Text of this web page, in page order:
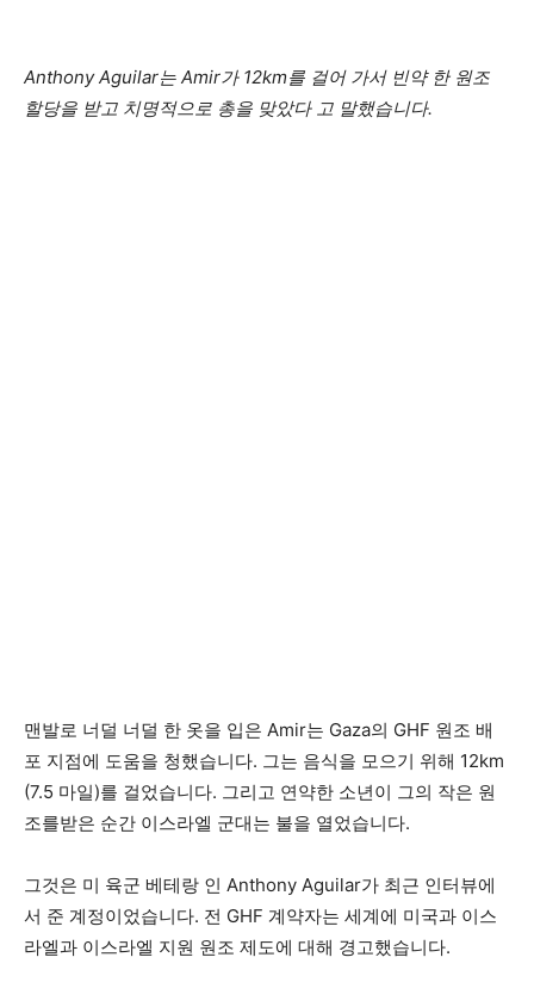
Anthony Aguilar는 Amir가 12km를 걸어 가서 빈약 한 원조
할당을 받고 치명적으로 총을 맞았다 고 말했습니다.
맨발로 너덜 너덜 한 옷을 입은 Amir는 Gaza의 GHF 원조 배
포 지점에 도움을 청했습니다. 그는 음식을 모으기 위해 12km
(7.5 마일)를 걸었습니다. 그리고 연약한 소년이 그의 작은 원
조를받은 순간 이스라엘 군대는 불을 열었습니다.
그것은 미 육군 베테랑 인 Anthony Aguilar가 최근 인터뷰에
서 준 계정이었습니다. 전 GHF 계약자는 세계에 미국과 이스
라엘과 이스라엘 지원 원조 제도에 대해 경고했습니다.